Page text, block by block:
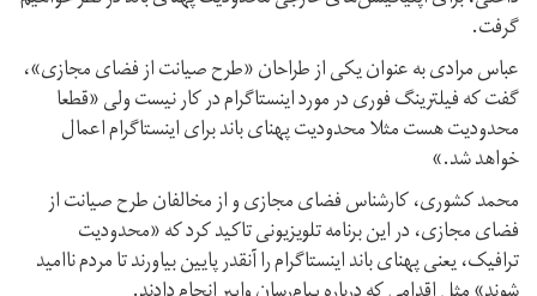
گرفت.
عباس مرادی به عنوان یکی از طراحان «طرح صیانت از فضای مجازی»،
گفت که فیلترینگ فوری در مورد اینستاگرام در کار نیست ولی «قطعا
محدودیت هست مثلا محدودیت پهنای باند برای اینستاگرام اعمال
خواهد شد.»
محمد کشوری، کارشناس فضای مجازی و از مخالفان طرح صیانت از
فضای مجازی، در این برنامه تلویزیونی تاکید کرد که «محدودیت
ترافیک، یعنی پهنای باند اینستاگرام را آنقدر پایین بیاورند تا مردم ناامید